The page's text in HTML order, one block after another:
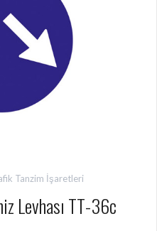
Tanzim İşaretleri
Levhası TT-36c